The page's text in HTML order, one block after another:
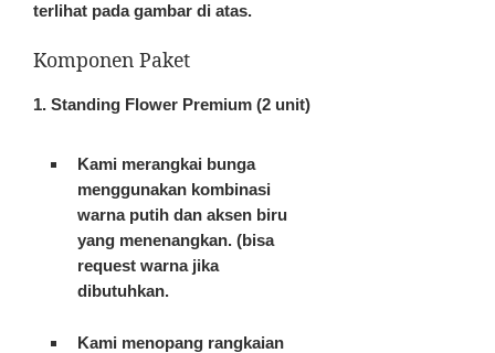
terlihat pada gambar di atas.
Komponen Paket
1. Standing Flower Premium (2 unit)
Kami merangkai bunga
menggunakan kombinasi
warna putih dan aksen biru
yang menenangkan. (bisa
request warna jika
dibutuhkan.
Kami menopang rangkaian